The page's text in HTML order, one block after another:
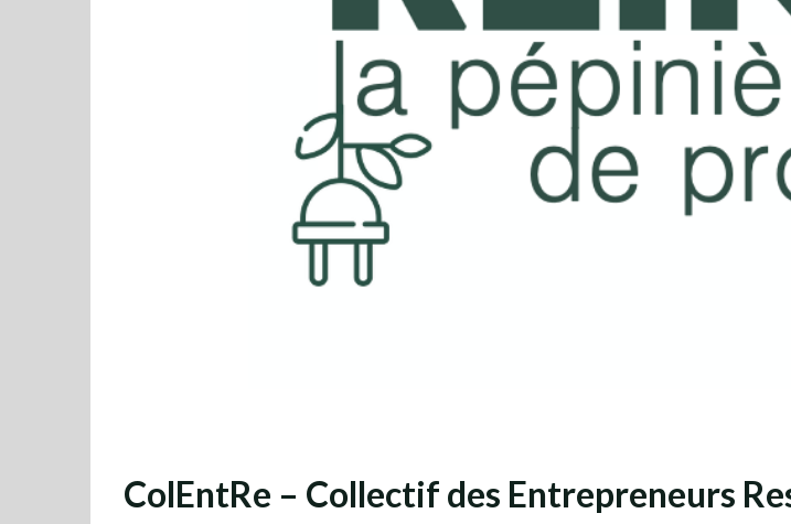
ColEntRe – Collectif des Entrepreneurs